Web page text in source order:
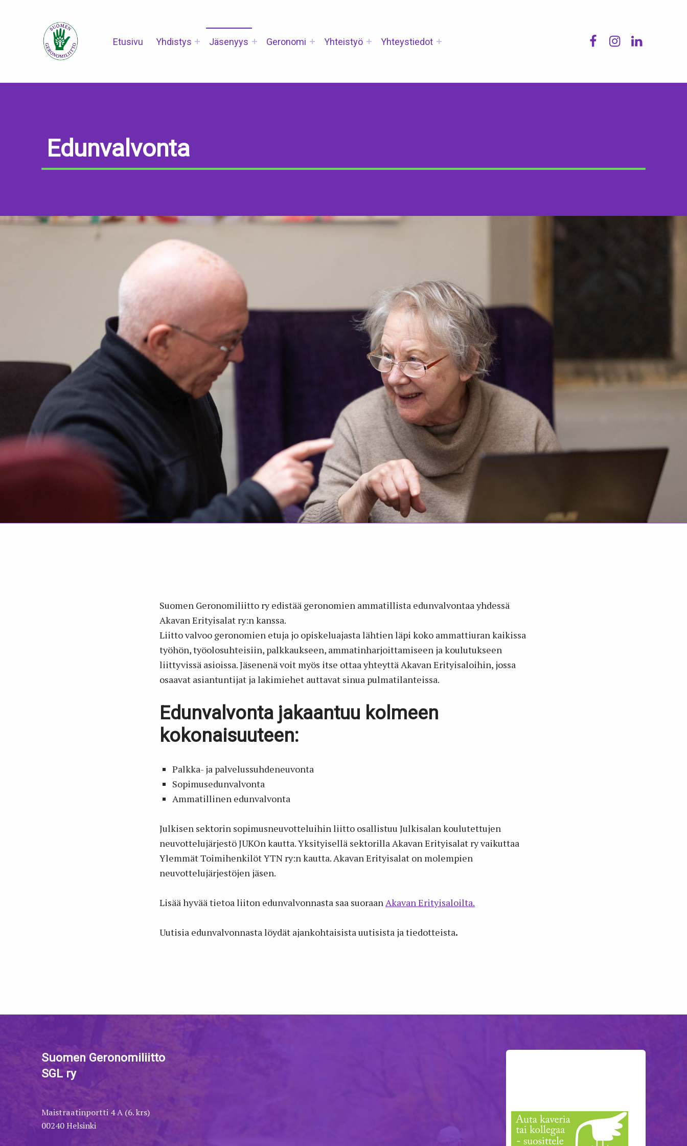
Etusivu Yhdistys Jäsenyys Geronomi Yhteistyö Yhteystiedot
Edunvalvonta
Suomen Geronomiliitto ry edistää geronomien ammatillista edunvalvontaa yhdessä
Akavan Erityisalat ry:n kanssa.
Liitto valvoo geronomien etuja jo opiskeluajasta lähtien läpi koko ammattiuran kaikissa
työhön, työolosuhteisiin, palkkaukseen, ammatinharjoittamiseen ja koulutukseen
liittyvissä asioissa. Jäsenenä voit myös itse ottaa yhteyttä Akavan Erityisaloihin, jossa
osaavat asiantuntijat ja lakimiehet auttavat sinua pulmatilanteissa.
Edunvalvonta jakaantuu kolmeen
kokonaisuuteen:
Palkka- ja palvelussuhdeneuvonta
Sopimusedunvalvonta
Ammatillinen edunvalvonta
Julkisen sektorin sopimusneuvotteluihin liitto osallistuu Julkisalan koulutettujen
neuvottelujärjestö JUKOn kautta. Yksityisellä sektorilla Akavan Erityisalat ry vaikuttaa
Ylemmät Toimihenkilöt YTN ry:n kautta. Akavan Erityisalat on molempien
neuvottelujärjestöjen jäsen.
Lisää hyvää tietoa liiton edunvalvonnasta saa suoraanAkavan Erityisaloilta.
Uutisia edunvalvonnasta löydät ajankohtaisista uutisista ja tiedotteista.
Suomen Geronomiliitto
SGL ry
Maistraatinportti 4 A (6. krs)
00240 Helsinki